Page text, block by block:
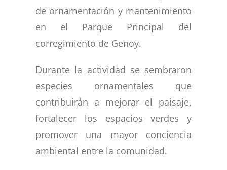
de ornamentación y mantenimiento
en el Parque Principal del
corregimiento de Genoy.
Durante la actividad se sembraron
especies ornamentales que
contribuirán a mejorar el paisaje,
fortalecer los espacios verdes y
promover una mayor conciencia
ambiental entre la comunidad.